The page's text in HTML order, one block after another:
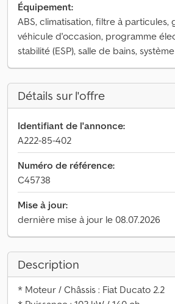
Équipement:
ABS, climatisation, filtre à particules,
véhicule d'occasion, programme
stabilité (ESP), salle de bains,
Détails sur l'offre
Identifiant de l'annonce:
A222-85-402
Numéro de référence:
C45738
Mise à jour:
dernière mise à jour le 08.07.2026
Description
* Moteur / Châssis : Fiat Ducato 2.2